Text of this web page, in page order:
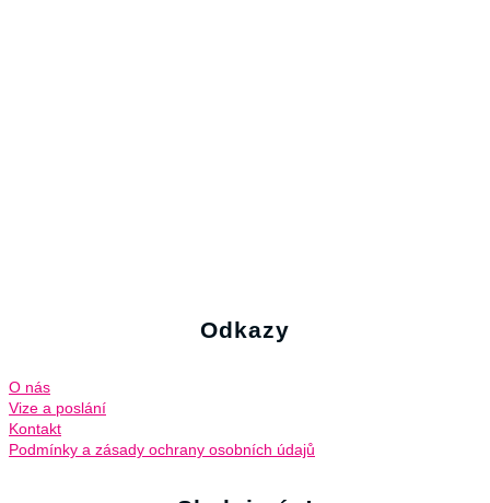
Odkazy
O nás
Vize a poslání
Kontakt
Podmínky a zásady ochrany osobních údajů